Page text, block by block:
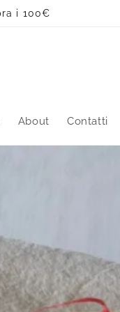
i 100€
About Contatti